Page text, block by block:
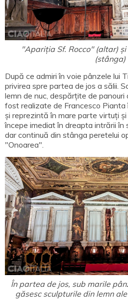
"Apariția Sf. Rocco" (altar)
(stânga)
După ce admiri în voie pânzele lui
privirea spre partea de jos a sălii.
lemn de nuc, despărțite de panouri
fost realizate de Francesco
și reprezintă în mare parte virtuți și
începe imediat în dreapta intrării în
dar continuă din stânga peretelui
"Onoarea".
În partea de jos, sub marile
găsesc sculpturile din lemn